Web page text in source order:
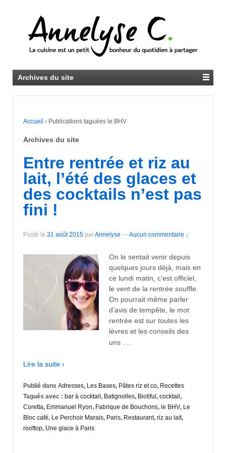
Archives du site
Accueil › Publications taguées le BHV
Archives du site
Entre rentrée et riz au
lait, l’été des glaces et
des cocktails n’est pas
fini !
Posté le 31 août 2015 parAnnelyse —Aucun commentaire ↓
On le sentait venir depuis
quelques jours déjà, mais en
ce lundi matin, c’est officiel,
le vent de la rentrée souffle.
On pourrait même parler
d’avis de tempête, le mot
rentrée est sur toutes les
lèvres et les conseils des
uns …
Lire la suite ›
Publié dans Adresses, Les Bases, Pâtes riz et co, Recettes
Tagués avec : bar à cocktail , Batignolles, Biotiful , cocktail ,
Coretta, Emmanuel Ryon, Fabrique de Bouchons, le BHV, Le
Bloc café, Le Perchoir Marais, Paris, Restaurant, riz au lait,
rooftop, Une glace à Paris